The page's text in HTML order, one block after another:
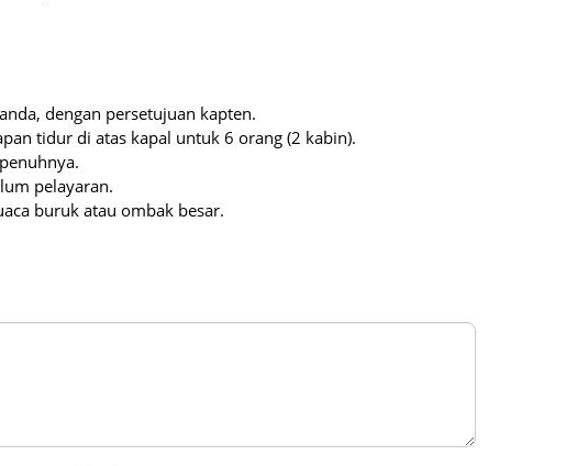
dengan persetujuan kapten.
tidur di atas kapal untuk 6 orang (2 kabin).
pelayaran.
buruk atau ombak besar.